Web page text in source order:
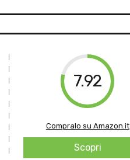
7.92
Compralo su Amazon.it
Scopri